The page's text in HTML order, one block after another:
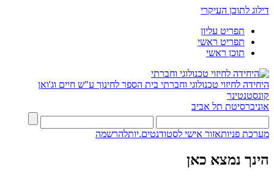
דילוג לתוכן העיקרי
תפריט עליון
תפריט ראשי
תוכן ראשי
היחידה לחיזוי טכנולוגי וחברתי בית הספר לחינוך ע"ש חיים וג'ואן
קונסטנטינר
אוניברסיטת תל אביב
מערכת פניותאזור אישי לסטודנטים.יותלהרשמה
הינך נמצא כאן